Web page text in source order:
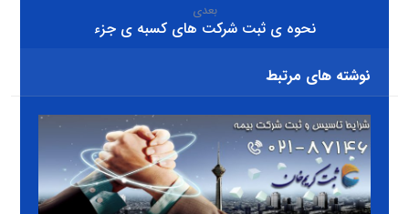
بعدی
نحوه ی ثبت شرکت های کسبه ی جزء
نوشته های مرتبط